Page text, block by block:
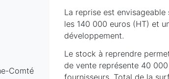
Comté
La reprise est
les 140 000 euros (HT) et
développement.
Le stock à reprendre
de vente représente 40
fournisseurs. Total de la